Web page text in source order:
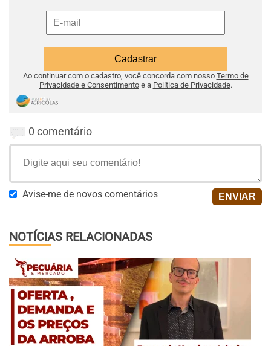
Ao continuar com o cadastro, você concorda com nosso Termo de
Privacidade e Consentimentoe a Política de Privacidade.
0 comentário
Avise-me de novos comentários
NOTÍCIAS RELACIONADAS